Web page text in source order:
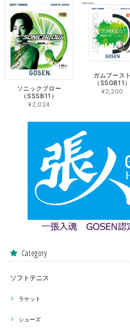
ソニックブロー
（SSSB11）
¥2,024
ガムブースト
（SSGB11）
¥2,200
Category
ソフトテニス
ラケット
シューズ